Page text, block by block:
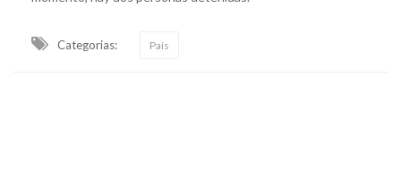
Categorias: País